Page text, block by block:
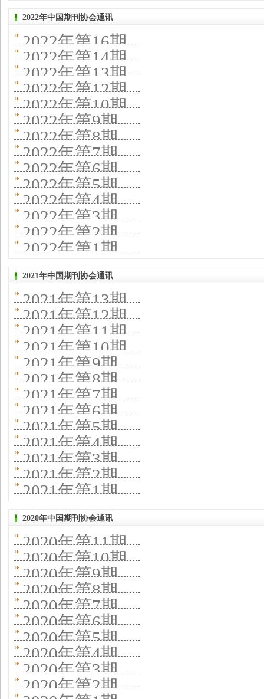
2022年中国期刊协会通讯
2022年第16期
2022年第14期
2022年第13期
2022年第12期
2022年第10期
2022年第9期
2022年第8期
2022年第7期
2022年第6期
2022年第5期
2022年第4期
2022年第3期
2022年第2期
2022年第1期
2021年中国期刊协会通讯
2021年第13期
2021年第12期
2021年第11期
2021年第10期
2021年第9期
2021年第8期
2021年第7期
2021年第6期
2021年第5期
2021年第4期
2021年第3期
2021年第2期
2021年第1期
2020年中国期刊协会通讯
2020年第11期
2020年第10期
2020年第9期
2020年第8期
2020年第7期
2020年第6期
2020年第5期
2020年第4期
2020年第3期
2020年第2期